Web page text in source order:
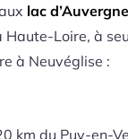
lac d’Auvergne
Loire, à
à Neuvéglise :
km du Puy-en-